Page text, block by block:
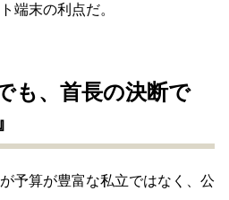
端末の利点だ。
も、首長の決断で
予算が豊富な私立ではなく、公